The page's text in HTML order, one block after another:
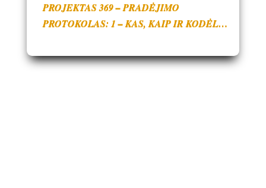
PROJEKTAS 369 – PRADĖJIMO
PROTOKOLAS: 1 – KAS, KAIP IR KODĖL…